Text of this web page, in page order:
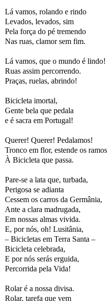
Lá vamos, rolando e rindo
Levados, levados, sim
Pela força do pé tremendo
Nas ruas, clamor sem fim.
Lá vamos, que o mundo é lindo!
Ruas assim percorrendo.
Praças, ruelas, abrindo!
Bicicleta imortal,
Gente bela que pedala
e é sacra em Portugal!
Querer! Querer! Pedalamos!
Tronco em flor, estende os ramos
À Bicicleta que passa.
Pare-se a lata que, turbada,
Perigosa se adianta
Cessem os carros da Germânia,
Ante a clara madrugada,
Em nossas almas vivida.
E, por nós, oh! Lusitânia,
– Bicicletas em Terra Santa –
Bicicleta celebrada,
E por nós serás erguida,
Percorrida pela Vida!
Rolar é a nossa divisa.
Rolar, tarefa que vem